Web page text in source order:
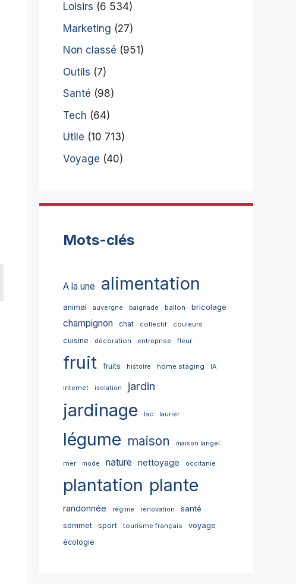
Loisirs (6 534)
Marketing (27)
Non classé (951)
Outils (7)
Santé (98)
Tech (64)
Utile (10 713)
Voyage (40)
Mots-clés
A la une alimentation
animal auvergne baignade ballon bricolage
champignon chat collectif couleurs
cuisine décoration entreprise fleur
fruit fruits histoire home staging IA
internet isolation jardin
jardinage lac laurier
légume maison maison langel
mer mode nature nettoyage occitanie
plantation plante
randonnée régime rénovation
santé
sommet
sport tourisme français
voyage
écologie